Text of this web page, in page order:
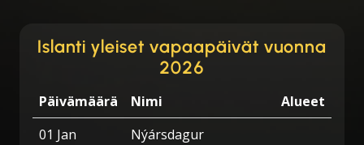
Islanti yleiset vapaapäivät vuonna
2026
Päivämäärä Nimi
Alueet
01 Jan
Nýársdagur